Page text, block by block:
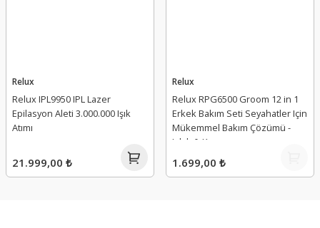
Relux
Relux IPL9950 IPL Lazer
Epilasyon Aleti 3.000.000 Işık
Atımı
21.999,00 ₺
Relux
Relux RPG6500 Groom 12 in 1
Erkek Bakım Seti Seyahatler Için
Mükemmel Bakım Çözümü -
Islak & Kuru
1.699,00 ₺